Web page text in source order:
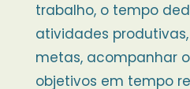
trabalho, o tempo
atividades
metas, acompanhar
objetivos em tempo